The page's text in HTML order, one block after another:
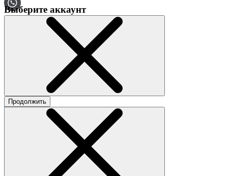
О сервисе
©2017-2020 beautybox.ru
Договор-оферта
Пользовательское соглашение
Выберите аккаунт
Продолжить